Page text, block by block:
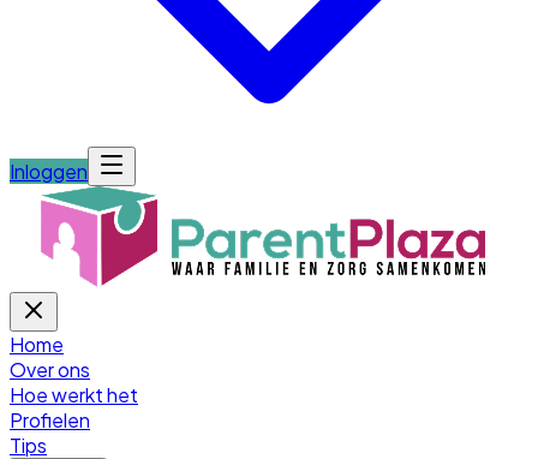
Inloggen
Home
Over ons
Hoe werkt het
Profielen
Tips